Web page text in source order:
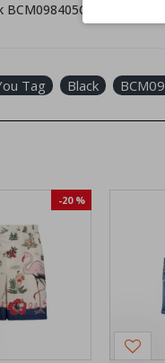
Tag Black
-20 %